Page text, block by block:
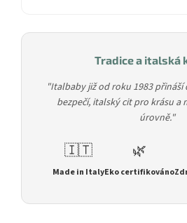
Tradice a italská
"Italbaby již od roku 1983
bezpečí, italský cit pro krásu a
úrovně."
🇮🇹
Made in Italy
🌿
Eko certifikováno